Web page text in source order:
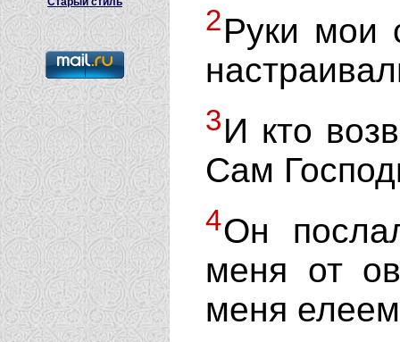
2Руки мои
3И кто
Сам
4Он
меня от
меня